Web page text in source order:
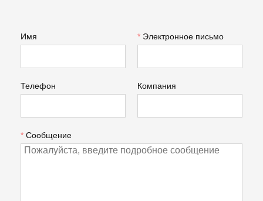
Имя * Электронное письмо
Телефон Компания
* Сообщение